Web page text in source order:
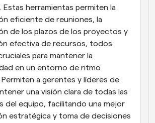
Estas herramientas permiten la
eficiente de reuniones, la
de los plazos de los proyectos y
efectiva de recursos, todos
para mantener la
en un entorno de ritmo
a gerentes y líderes de
una visión clara de todas las
del equipo, facilitando una mejor
estratégica y toma de decisiones